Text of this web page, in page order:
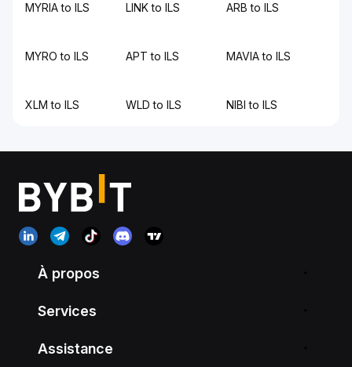
MYRIA to ILS LINK to ILS ARB to ILS
MYRO to ILS APT to ILS MAVIA to ILS
XLM to ILS WLD to ILS NIBI to ILS
À propos
Services
Assistance